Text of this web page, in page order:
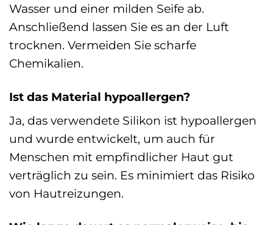
Wasser und einer milden Seife ab.
Anschließend lassen Sie es an der Luft
trocknen. Vermeiden Sie scharfe
Chemikalien.
Ist das Material hypoallergen?
Ja, das verwendete Silikon ist hypoallergen
und wurde entwickelt, um auch für
Menschen mit empfindlicher Haut gut
verträglich zu sein. Es minimiert das Risiko
von Hautreizungen.